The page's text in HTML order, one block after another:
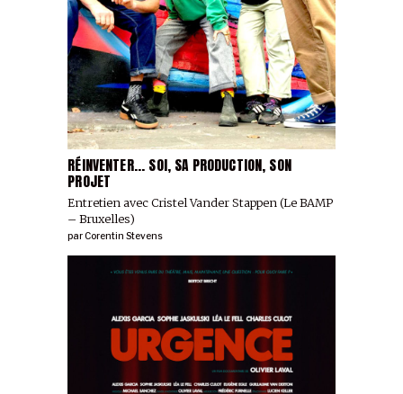
RÉINVENTER... SOI, SA PRODUCTION, SON
PROJET
Entretien avec Cristel Vander Stappen (Le BAMP
– Bruxelles)
parCorentin Stevens